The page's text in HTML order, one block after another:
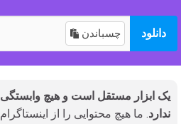
چسباندن دانلود
Instagram™ یا Meta ندارد. ما هیچ محتوایی را از اینستاگرام